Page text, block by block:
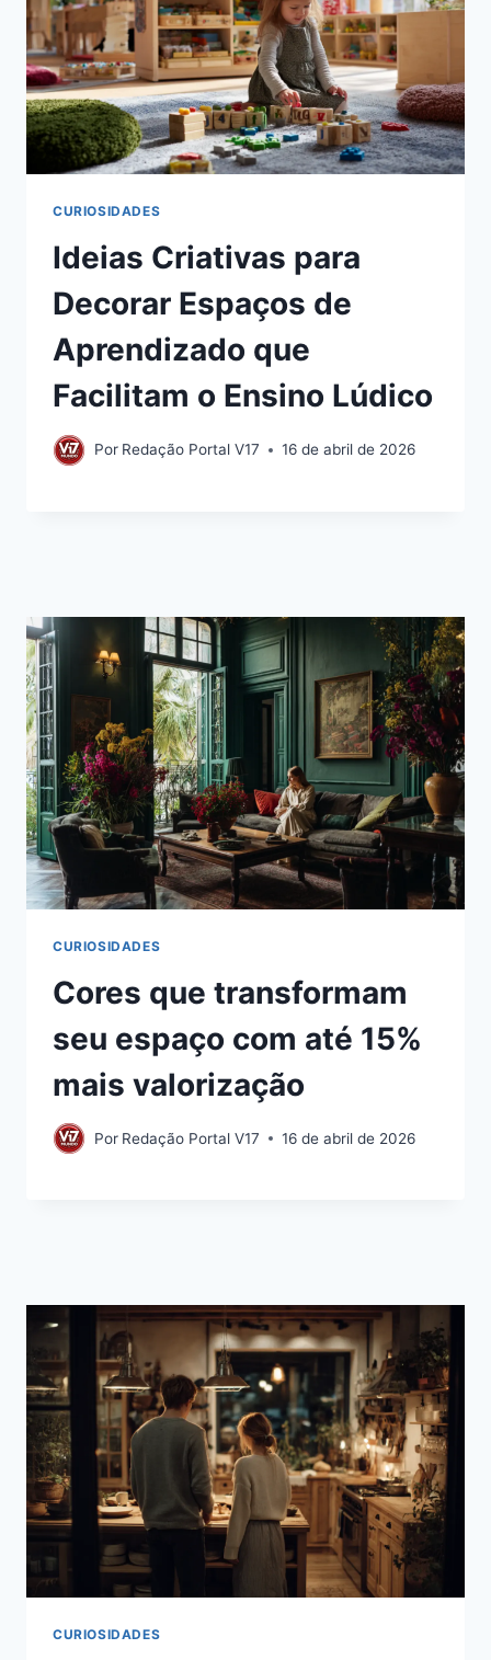
CURIOSIDADES
Ideias Criativas para
Decorar Espaços de
Aprendizado que
Facilitam o Ensino Lúdico
Por Redação Portal V17 16 de abril de 2026
CURIOSIDADES
Cores que transformam
seu espaço com até 15%
mais valorização
Por Redação Portal V17 16 de abril de 2026
CURIOSIDADES